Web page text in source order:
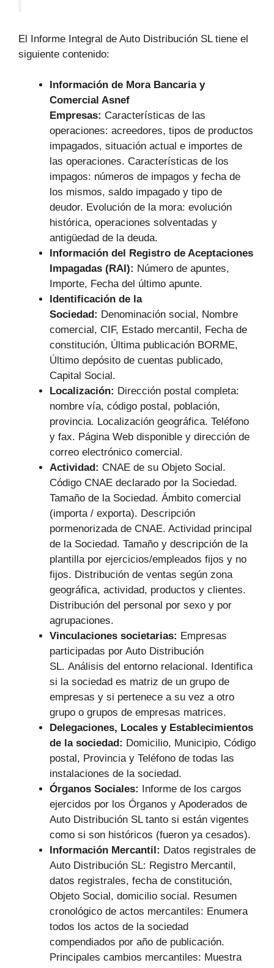
El Informe Integral de Auto Distribución SL tiene el
siguiente contenido:
Información de Mora Bancaria y
Comercial Asnef
Empresas: Características de las
operaciones: acreedores, tipos de productos
impagados, situación actual e importes de
las operaciones. Características de los
impagos: números de impagos y fecha de
los mismos, saldo impagado y tipo de
deudor. Evolución de la mora: evolución
histórica, operaciones solventadas y
antigüedad de la deuda.
Información del Registro de Aceptaciones
Impagadas (RAI): Número de apuntes,
Importe, Fecha del último apunte.
Identificación de la
Sociedad: Denominación social, Nombre
comercial, CIF, Estado mercantil, Fecha de
constitución, Última publicación BORME,
Último depósito de cuentas publicado,
Capital Social.
Localización: Dirección postal completa:
nombre vía, código postal, población,
provincia. Localización geográfica. Teléfono
y fax. Página Web disponible y dirección de
correo electrónico comercial.
Actividad: CNAE de su Objeto Social.
Código CNAE declarado por la Sociedad.
Tamaño de la Sociedad. Ámbito comercial
(importa / exporta). Descripción
pormenorizada de CNAE. Actividad principal
de la Sociedad. Tamaño y descripción de la
plantilla por ejercicios/empleados fijos y no
fijos. Distribución de ventas según zona
geográfica, actividad, productos y clientes.
Distribución del personal por sexo y por
agrupaciones.
Vinculaciones societarias: Empresas
participadas por Auto Distribución
SL. Análisis del entorno relacional. Identifica
si la sociedad es matriz de un grupo de
empresas y si pertenece a su vez a otro
grupo o grupos de empresas matrices.
Delegaciones, Locales y Establecimientos
de la sociedad: Domicilio, Municipio, Código
postal, Provincia y Teléfono de todas las
instalaciones de la sociedad.
Órganos Sociales: Informe de los cargos
ejercidos por los Órganos y Apoderados de
Auto Distribución SL tanto si están vigentes
como si son históricos (fueron ya cesados).
Información Mercantil: Datos registrales de
Auto Distribución SL: Registro Mercantil,
datos registrales, fecha de constitución,
Objeto Social, domicilio social. Resumen
cronológico de actos mercantiles: Enumera
todos los actos de la sociedad
compendiados por año de publicación.
Principales cambios mercantiles: Muestra